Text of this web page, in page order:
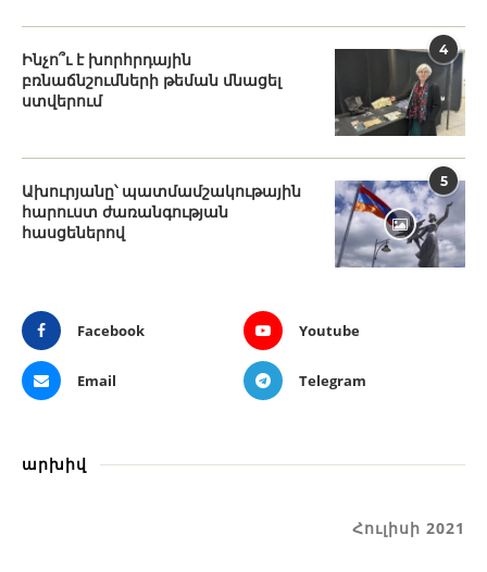
4
Ինչո՞ւ է խորհրդային
բռնաճնշումների թեման մնացել
ստվերում
5
Ախուրյանը՝ պատմամշակութային
հարուստ ժառանգության
հասցեներով
Facebook Youtube
Email Telegram
արխիվ
Հուլիսի 2021